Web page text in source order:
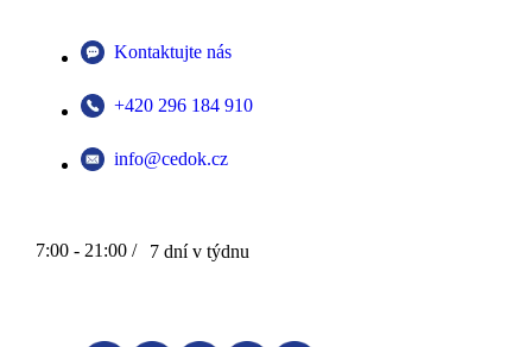
Kontaktujte nás
+420 296 184 910
info@cedok.cz
7:00 - 21:00 / 7 dní v týdnu